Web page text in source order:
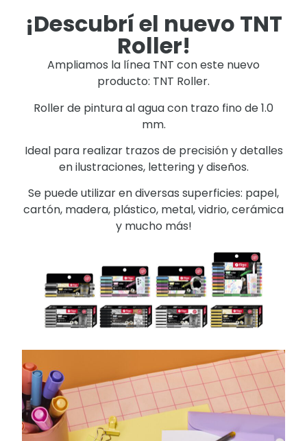
¡Descubrí el nuevo TNT
Roller!
Ampliamos la línea TNT con este nuevo
producto: TNT Roller.
Roller de pintura al agua con trazo fino de 1.0
mm.
Ideal para realizar trazos de precisión y detalles
en ilustraciones, lettering y diseños.
Se puede utilizar en diversas superficies: papel,
cartón, madera, plástico, metal, vidrio, cerámica
y mucho más!